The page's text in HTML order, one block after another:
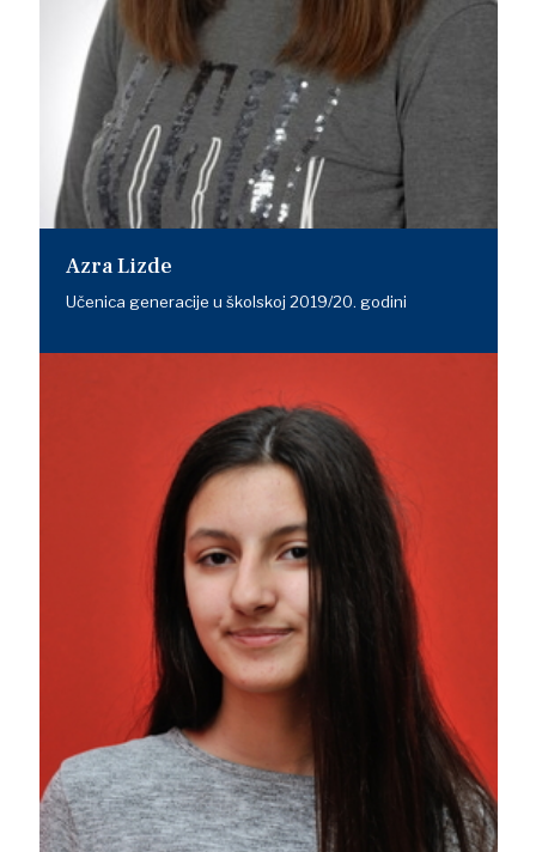
Azra Lizde
Učenica generacije u školskoj 2019/20. godini